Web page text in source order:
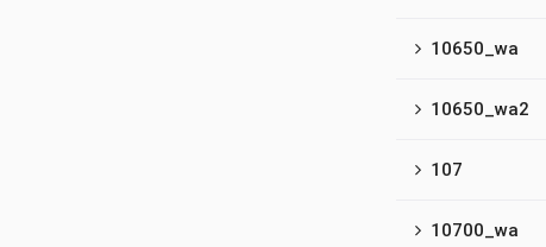
10650_wa
10650_wa2
107
10700_wa